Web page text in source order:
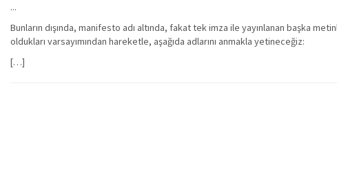
...
Bunların dışında, manifesto adı altında, fakat tek imza ile yayınlanan başka
oldukları varsayımından hareketle, aşağıda adlarını anmakla yetineceğiz:
[…]